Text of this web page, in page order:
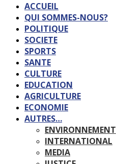
ACCUEIL
QUI SOMMES-NOUS?
POLITIQUE
SOCIETE
SPORTS
SANTE
CULTURE
EDUCATION
AGRICULTURE
ECONOMIE
AUTRES…
ENVIRONNEMENT
INTERNATIONAL
MEDIA